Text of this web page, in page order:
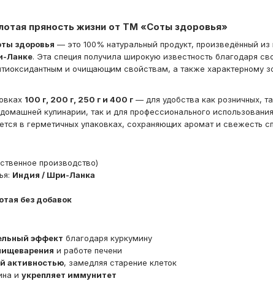
пряность жизни от ТМ «Соты здоровья»
здоровья — это 100% натуральный продукт, произведённый
Ланке. Эта специя получила широкую известность благодаря
и очищающим свойствам, а также характерному
100 г, 200 г, 250 г и 400 г — для удобства как розничных,
кулинарии, так и для профессионального
в герметичных упаковках, сохраняющих аромат и свежесть
производство)
Индия / Шри-Ланка
без добавок
эффект благодаря куркумину
и работе печени
активностью, замедляя старение клеток
и укрепляет иммунитет